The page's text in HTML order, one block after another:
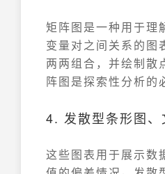
矩阵图是一种用于理
变量对之间关系的图
两两组合，并绘制散
阵图是探索性分析的
4. 发散型条形图、
这些图表用于展示数